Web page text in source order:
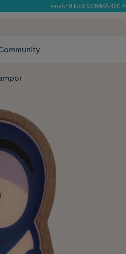
Använd kod: SOMMAR20